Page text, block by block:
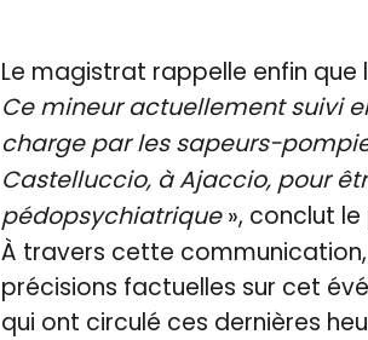
Le magistrat rappelle enfin que
Ce mineur actuellement suivi
charge par les sapeurs-
Castelluccio, à Ajaccio, pour
pédopsychiatrique», conclut
À travers cette
précisions factuelles sur cet
qui ont circulé ces dernières